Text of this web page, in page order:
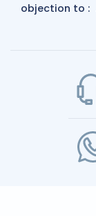
objection to :